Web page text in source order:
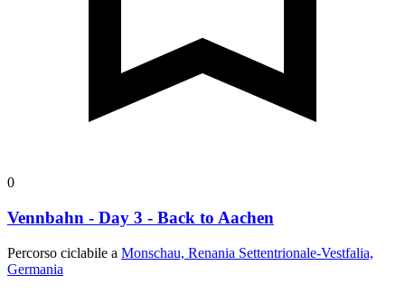
0
Vennbahn - Day 3 - Back to Aachen
Percorso ciclabile a Monschau, Renania Settentrionale-Vestfalia,
Germania